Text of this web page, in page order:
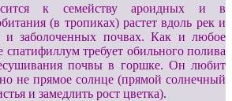
к семейству ароидных и в
(в тропиках) растет вдоль рек и
и заболоченных почвах. Как и любое
спатифиллум требует обильного полива
почвы в горшке. Он любит
не прямое солнце (прямой солнечный
и замедлить рост цветка).